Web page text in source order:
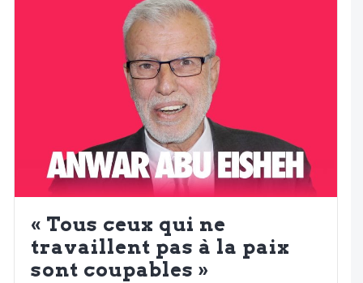
« Tous ceux qui ne
travaillent pas à la paix
sont coupables »